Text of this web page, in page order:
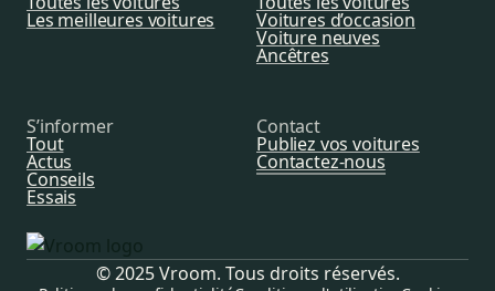
Les meilleures voitures Voitures d’occasion
Voiture neuves
Ancêtres
S’informer
Tout
Actus
Conseils
Essais
Contact
Publiez vos voitures
Contactez-nous
© 2025 Vroom. Tous droits réservés.